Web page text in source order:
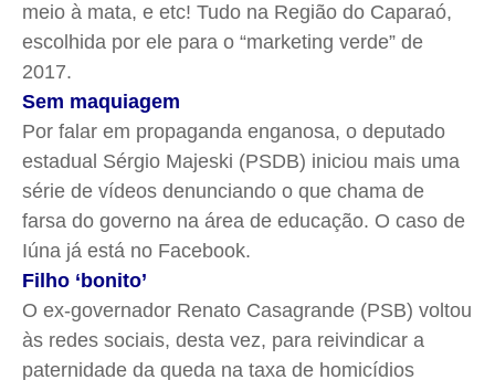
meio à mata, e etc! Tudo na Região do Caparaó,
escolhida por ele para o “marketing verde” de
2017.
Sem maquiagem
Por falar em propaganda enganosa, o deputado
estadual Sérgio Majeski (PSDB) iniciou mais uma
série de vídeos denunciando o que chama de
farsa do governo na área de educação. O caso de
Iúna já está no Facebook.
Filho ‘bonito’
O ex-governador Renato Casagrande (PSB) voltou
às redes sociais, desta vez, para reivindicar a
paternidade da queda na taxa de homicídios